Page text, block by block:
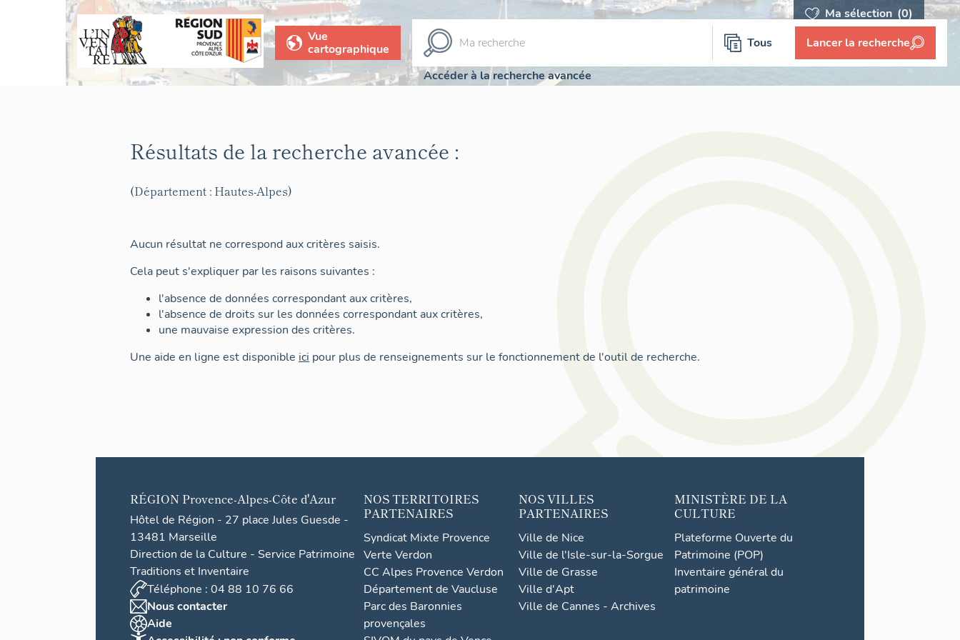
Ma sélection (0)
Vue
cartographique
Tous Lancer la recherche
Accéder à la recherche avancée
Résultats de la recherche avancée :
(Département : Hautes-Alpes)
Aucun résultat ne correspond aux critères saisis.
Cela peut s'expliquer par les raisons suivantes :
l'absence de données correspondant aux critères,
l'absence de droits sur les données correspondant aux critères,
une mauvaise expression des critères.
Une aide en ligne est disponible ici pour plus de renseignements sur le fonctionnement de l'outil de recherche.
RÉGION Provence-Alpes-Côte d'Azur
Hôtel de Région - 27 place Jules Guesde -
13481 Marseille
Direction de la Culture - Service Patrimoine
Traditions et Inventaire
Téléphone : 04 88 10 76 66
Nous contacter
Aide
NOS TERRITOIRES
PARTENAIRES
Syndicat Mixte Provence
Verte Verdon
CC Alpes Provence Verdon
Département de Vaucluse
Parc des Baronnies
provençales
NOS VILLES
PARTENAIRES
Ville de Nice
Ville de l'Isle-sur-la-Sorgue
Ville de Grasse
Ville d'Apt
Ville de Cannes - Archives
MINISTÈRE DE LA
CULTURE
Plateforme Ouverte du
Patrimoine (POP)
Inventaire général du
patrimoine